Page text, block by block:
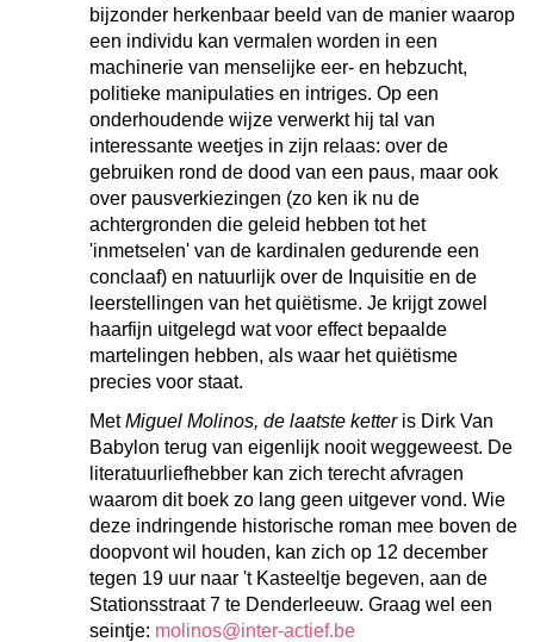
bijzonder herkenbaar beeld van de manier waarop
een individu kan vermalen worden in een
machinerie van menselijke eer- en hebzucht,
politieke manipulaties en intriges. Op een
onderhoudende wijze verwerkt hij tal van
interessante weetjes in zijn relaas: over de
gebruiken rond de dood van een paus, maar ook
over pausverkiezingen (zo ken ik nu de
achtergronden die geleid hebben tot het
'inmetselen' van de kardinalen gedurende een
conclaaf) en natuurlijk over de Inquisitie en de
leerstellingen van het quiëtisme. Je krijgt zowel
haarfijn uitgelegd wat voor effect bepaalde
martelingen hebben, als waar het quiëtisme
precies voor staat.
MetMiguel Molinos, de laatste ketter is Dirk Van
Babylon terug van eigenlijk nooit weggeweest. De
literatuurliefhebber kan zich terecht afvragen
waarom dit boek zo lang geen uitgever vond. Wie
deze indringende historische roman mee boven de
doopvont wil houden, kan zich op 12 december
tegen 19 uur naar 't Kasteeltje begeven, aan de
Stationsstraat 7 te Denderleeuw. Graag wel een
seintje: molinos@inter-actief.be